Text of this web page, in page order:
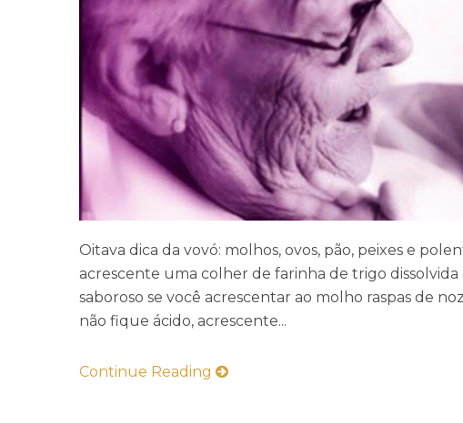
Oitava dica da vovó: molhos, ovos, pão, peixes e
acrescente uma colher de farinha de trigo
saboroso se você acrescentar ao molho raspas de
não fique ácido, acrescente...
Continue Reading